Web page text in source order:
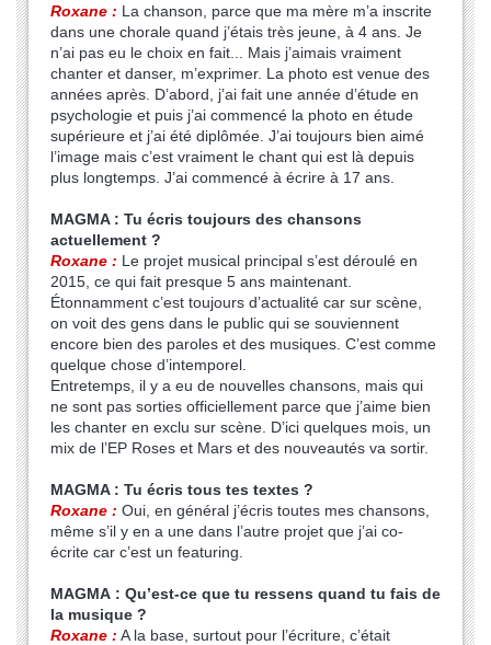
Roxane : La chanson, parce que ma mère m’a inscrite
dans une chorale quand j’étais très jeune, à 4 ans. Je
n’ai pas eu le choix en fait... Mais j’aimais vraiment
chanter et danser, m’exprimer. La photo est venue des
années après. D’abord, j’ai fait une année d’étude en
psychologie et puis j’ai commencé la photo en étude
supérieure et j’ai été diplômée. J’ai toujours bien aimé
l’image mais c’est vraiment le chant qui est là depuis
plus longtemps. J’ai commencé à écrire à 17 ans.
MAGMA : Tu écris toujours des chansons
actuellement ?
Roxane : Le projet musical principal s’est déroulé en
2015, ce qui fait presque 5 ans maintenant.
Étonnamment c’est toujours d’actualité car sur scène,
on voit des gens dans le public qui se souviennent
encore bien des paroles et des musiques. C’est comme
quelque chose d’intemporel.
Entretemps, il y a eu de nouvelles chansons, mais qui
ne sont pas sorties officiellement parce que j’aime bien
les chanter en exclu sur scène. D’ici quelques mois, un
mix de l’EP Roses et Mars et des nouveautés va sortir.
MAGMA : Tu écris tous tes textes ?
Roxane : Oui, en général j’écris toutes mes chansons,
même s’il y en a une dans l’autre projet que j’ai co-
écrite car c’est un featuring.
MAGMA : Qu’est-ce que tu ressens quand tu fais de
la musique ?
Roxane : A la base, surtout pour l’écriture, c’était